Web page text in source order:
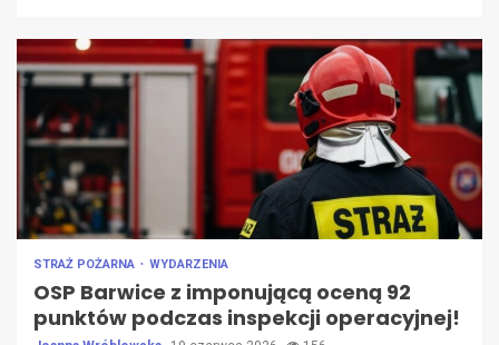
STRAŻ POŻARNA WYDARZENIA
OSP Barwice z imponującą oceną 92
punktów podczas inspekcji operacyjnej!